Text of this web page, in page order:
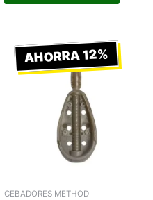
AHORRA 12%
CEBADORES METHOD
de
precios:
desde
€3,75
hasta
€4,25